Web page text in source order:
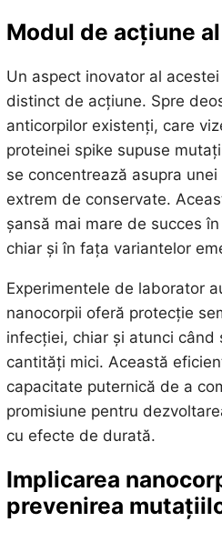
Modul de acțiune
Un aspect inovator al
distinct de acțiune. Spre
anticorpilor existenți, care
proteinei spike supuse
se concentrează asupra
extrem de conservate.
șansă mai mare de succes
chiar și în fața variantelor
Experimentele de laborator
nanocorpii oferă protecție
infecției, chiar și atunci când
cantități mici. Această
capacitate puternică de a
promisiune pentru
cu efecte de durată.
Implicarea
prevenirea